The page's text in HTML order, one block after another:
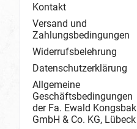
Kontakt
Versand und
Zahlungsbedingungen
Widerrufsbelehrung
Datenschutzerklärung
Allgemeine
Geschäftsbedingungen
der Fa. Ewald Kongsbak
GmbH & Co. KG, Lübeck